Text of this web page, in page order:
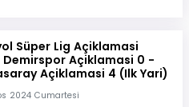
Süper Lig Açiklamasi
Demirspor Açiklamasi 0 -
Açiklamasi 4 (Ilk Yari)
2024 Cumartesi